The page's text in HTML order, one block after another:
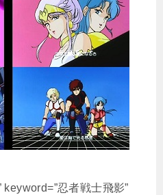
忍者戦士飛影”